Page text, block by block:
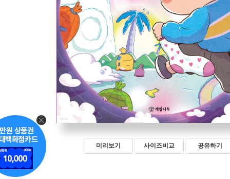
미리보기 사이즈비교 공유하기